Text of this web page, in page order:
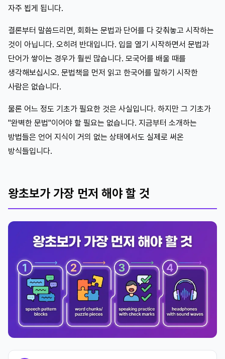
자주 뵙게 됩니다.
결론부터 말씀드리면, 회화는 문법과 단어를 다 갖춰놓고 시작하는
것이 아닙니다. 오히려 반대입니다. 입을 열기 시작하면서 문법과
단어가 쌓이는 경우가 훨씬 많습니다. 모국어를 배울 때를
생각해보십시오. 문법책을 먼저 읽고 한국어를 말하기 시작한
사람은 없습니다.
물론 어느 정도 기초가 필요한 것은 사실입니다. 하지만 그 기초가
"완벽한 문법"이어야 할 필요는 없습니다. 지금부터 소개하는
방법들은 언어 지식이 거의 없는 상태에서도 실제로 써온
방식들입니다.
왕초보가 가장 먼저 해야 할 것